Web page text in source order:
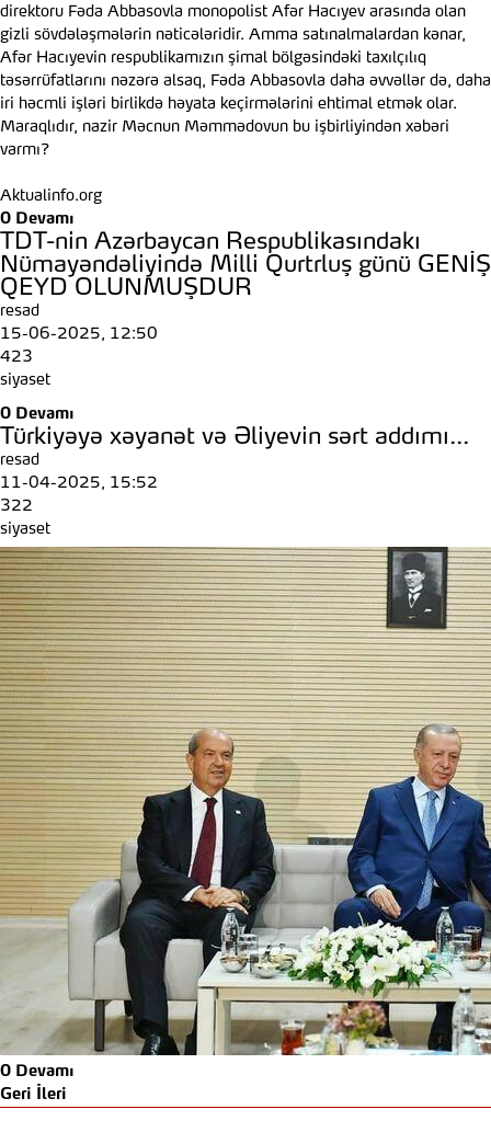
direktoru Fəda Abbasovla monopolist Afər Hacıyev arasında olan
gizli sövdələşmələrin nəticələridir. Amma satınalmalardan kənar,
Afər Hacıyevin respublikamızın şimal bölgəsindəki taxılçılıq
təsərrüfatlarını nəzərə alsaq, Fəda Abbasovla daha əvvəllər də, daha
iri həcmli işləri birlikdə həyata keçirmələrini ehtimal etmək olar.
Maraqlıdır, nazir Məcnun Məmmədovun bu işbirliyindən xəbəri
varmı?
Aktualinfo.org
0 Devamı
TDT-nin Azərbaycan Respublikasındakı
Nümayəndəliyində Milli Qurtrluş günü GENİŞ
QEYD OLUNMUŞDUR
resad
15-06-2025, 12:50
423
siyaset
0 Devamı
Türkiyəyə xəyanət və Əliyevin sərt addımı...
resad
11-04-2025, 15:52
322
siyaset
0 Devamı
Geri
İleri